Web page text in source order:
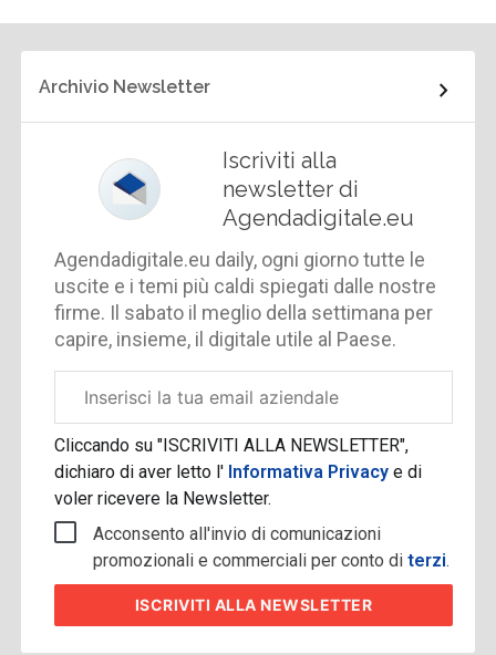
Archivio Newsletter
Iscriviti alla
newsletter di
Agendadigitale.eu
Agendadigitale.eu daily, ogni giorno tutte le
uscite e i temi più caldi spiegati dalle nostre
firme. Il sabato il meglio della settimana per
capire, insieme, il digitale utile al Paese.
aziendale
Cliccando su "ISCRIVITI ALLA NEWSLETTER",
dichiaro di aver letto l' Informativa Privacye di
voler ricevere la Newsletter.
Acconsento all'invio di comunicazioni
promozionali e commerciali per conto diterzi.
ISCRIVITI ALLA NEWSLETTER